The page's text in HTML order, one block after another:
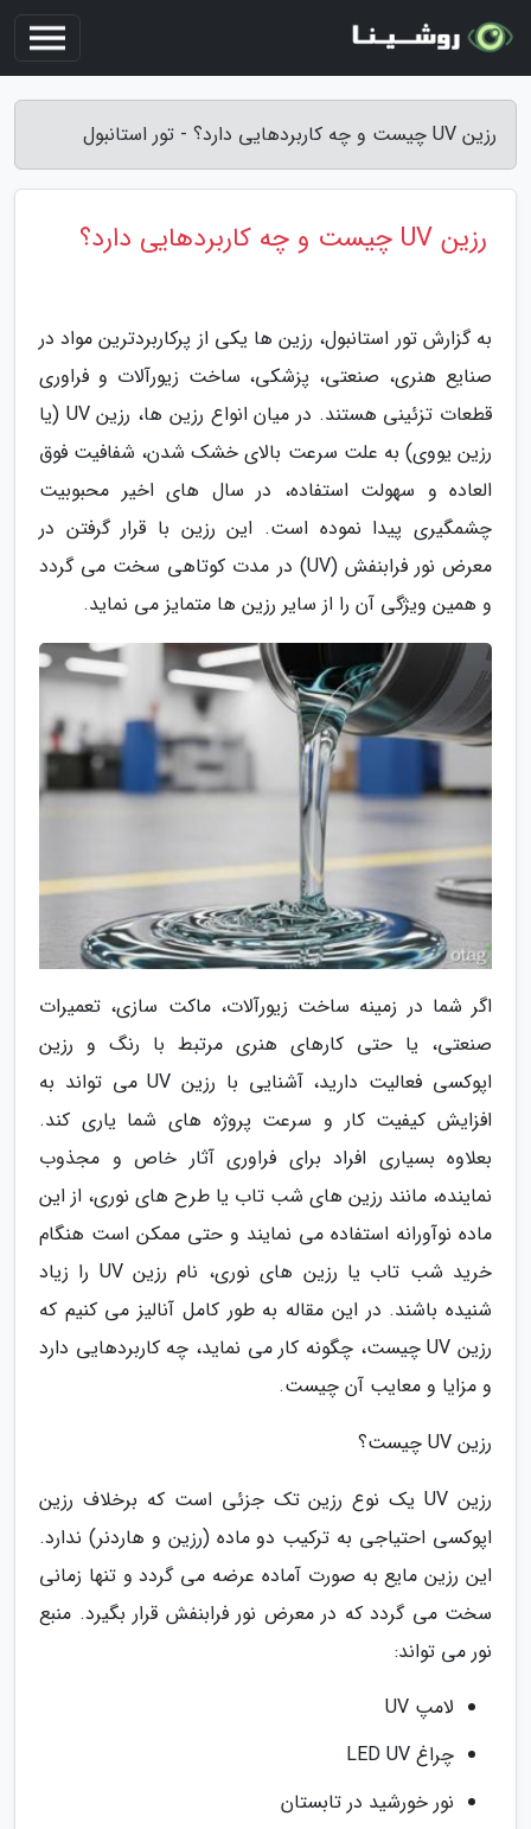
رزین UV چیست و چه کاربردهایی دارد؟ - تور استانبول
رزین UV چیست و چه کاربردهایی دارد؟
به گزارش تور استانبول، رزین ها یکی از پرکاربردترین مواد در
صنایع هنری، صنعتی، پزشکی، ساخت زیورآلات و فراوری
قطعات تزئینی هستند. در میان انواع رزین ها، رزین UV (یا
رزین یووی) به علت سرعت بالای خشک شدن، شفافیت فوق
العاده و سهولت استفاده، در سال های اخیر محبوبیت
چشمگیری پیدا نموده است. این رزین با قرار گرفتن در
معرض نور فرابنفش (UV) در مدت کوتاهی سخت می گردد
و همین ویژگی آن را از سایر رزین ها متمایز می نماید.
اگر شما در زمینه ساخت زیورآلات، ماکت سازی، تعمیرات
صنعتی، یا حتی کارهای هنری مرتبط با رنگ و رزین
اپوکسی فعالیت دارید، آشنایی با رزین UV می تواند به
افزایش کیفیت کار و سرعت پروژه های شما یاری کند.
بعلاوه بسیاری افراد برای فراوری آثار خاص و مجذوب
نماینده، مانند رزین های شب تاب یا طرح های نوری، از این
ماده نوآورانه استفاده می نمایند و حتی ممکن است هنگام
خرید شب تاب یا رزین های نوری، نام رزین UV را زیاد
شنیده باشند. در این مقاله به طور کامل آنالیز می کنیم که
رزین UV چیست، چگونه کار می نماید، چه کاربردهایی دارد
و مزایا و معایب آن چیست.
رزین UV چیست؟
رزین UV یک نوع رزین تک جزئی است که برخلاف رزین
اپوکسی احتیاجی به ترکیب دو ماده (رزین و هاردنر) ندارد.
این رزین مایع به صورت آماده عرضه می گردد و تنها زمانی
سخت می گردد که در معرض نور فرابنفش قرار بگیرد. منبع
نور می تواند:
لامپ UV
چراغ LED UV
نور خورشید در تابستان